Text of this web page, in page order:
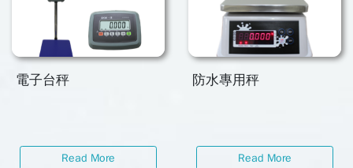
電子台秤
Read More
防水專用秤
Read More